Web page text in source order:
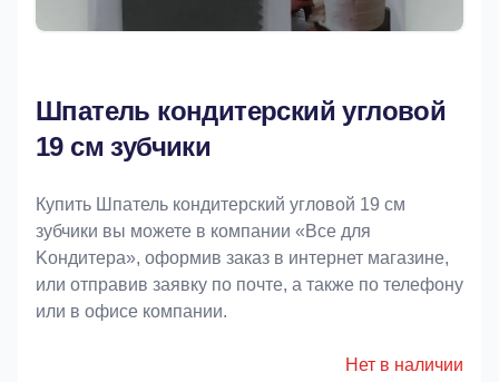
Шпатель кондитерский угловой
19 см зубчики
Купить Шпатель кондитерский угловой 19 см
зубчики вы можете в компании «Bce для
Koндитeрa», оформив заказ в интернет магазине,
или отправив заявку по почте, а также по телефону
или в офисе компании.
Нет в наличии